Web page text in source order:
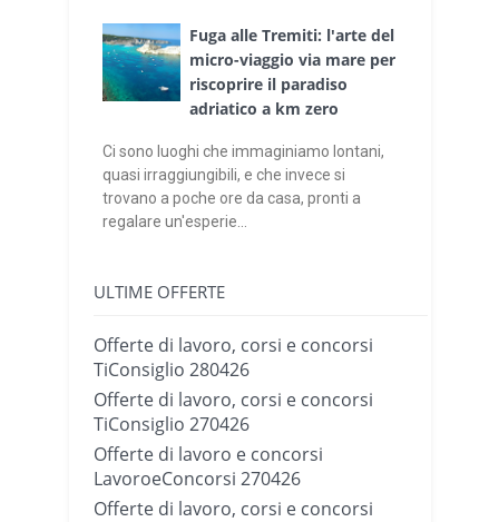
Fuga alle Tremiti: l'arte del
micro-viaggio via mare per
riscoprire il paradiso
adriatico a km zero
Ci sono luoghi che immaginiamo lontani,
quasi irraggiungibili, e che invece si
trovano a poche ore da casa, pronti a
regalare un'esperie...
ULTIME OFFERTE
Offerte di lavoro, corsi e concorsi
TiConsiglio 280426
Offerte di lavoro, corsi e concorsi
TiConsiglio 270426
Offerte di lavoro e concorsi
LavoroeConcorsi 270426
Offerte di lavoro, corsi e concorsi